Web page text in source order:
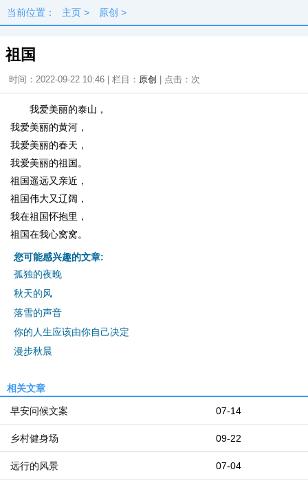
当前位置： 主页 > 原创 >
祖国
时间：2022-09-22 10:46 | 栏目： 原创 | 点击： 次
我爱美丽的泰山，
我爱美丽的黄河，
我爱美丽的春天，
我爱美丽的祖国。
祖国遥远又亲近，
祖国伟大又辽阔，
我在祖国怀抱里，
祖国在我心窝窝。
您可能感兴趣的文章:
孤独的夜晚
秋天的风
落雪的声音
你的人生应该由你自己决定
漫步秋晨
相关文章
07-14
早安问候文案
09-22
乡村健身场
07-04
远行的风景